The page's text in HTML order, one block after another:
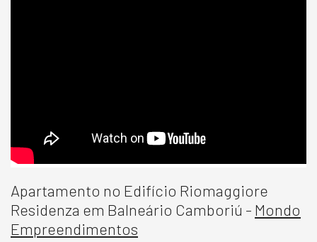
Apartamento no Edifício Riomaggiore
Residenza em Balneário Camboriú - Mondo
Empreendimentos